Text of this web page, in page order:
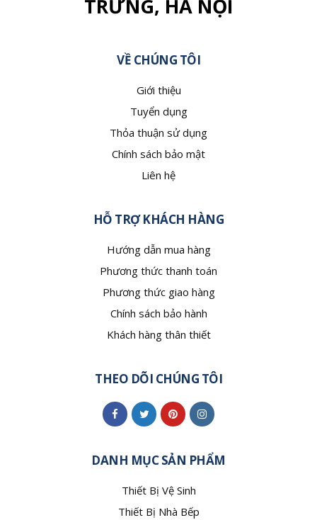
TRƯNG, HÀ NỘI
VỀ CHÚNG TÔI
Giới thiệu
Tuyển dụng
Thỏa thuận sử dụng
Chính sách bảo mật
Liên hệ
HỖ TRỢ KHÁCH HÀNG
Hướng dẫn mua hàng
Phương thức thanh toán
Phương thức giao hàng
Chính sách bảo hành
Khách hàng thân thiết
THEO DÕI CHÚNG TÔI
DANH MỤC SẢN PHẨM
Thiết Bị Vệ Sinh
Thiết Bị Nhà Bếp